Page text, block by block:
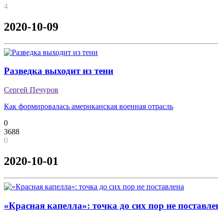
4
2020-10-09
Разведка выходит из тени
Сергей Печуров
Как формировалась американская военная отрасль
0
3688
0
2020-10-01
«Красная капелла»: точка до сих пор не